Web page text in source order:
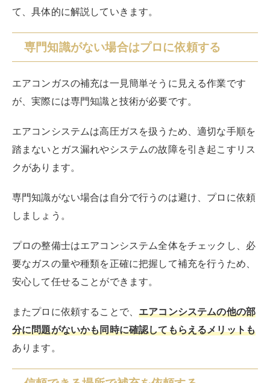
て、具体的に解説していきます。
専門知識がない場合はプロに依頼する
エアコンガスの補充は一見簡単そうに見える作業です
が、実際には専門知識と技術が必要です。
エアコンシステムは高圧ガスを扱うため、適切な手順を
踏まないとガス漏れやシステムの故障を引き起こすリス
クがあります。
専門知識がない場合は自分で行うのは避け、プロに依頼
しましょう。
プロの整備士はエアコンシステム全体をチェックし、必
要なガスの量や種類を正確に把握して補充を行うため、
安心して任せることができます。
またプロに依頼することで、エアコンシステムの他の部
分に問題がないかも同時に確認してもらえるメリットも
あります。